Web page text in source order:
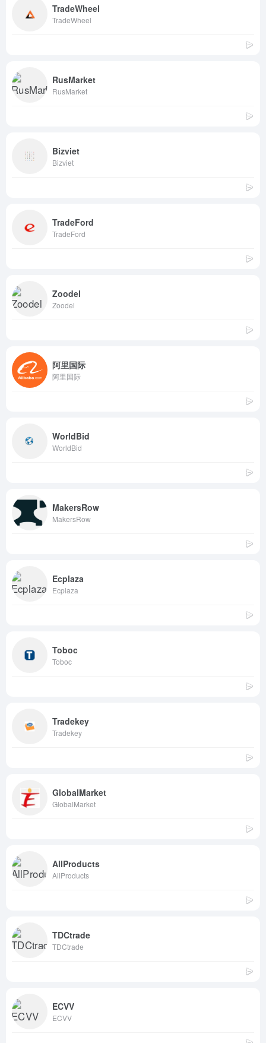
TradeWheel
TradeWheel
RusMarket
RusMarket
Bizviet
Bizviet
TradeFord
TradeFord
Zoodel
Zoodel
阿里国际
阿里国际
WorldBid
WorldBid
MakersRow
MakersRow
Ecplaza
Ecplaza
Toboc
Toboc
Tradekey
Tradekey
GlobalMarket
GlobalMarket
AllProducts
AllProducts
TDCtrade
TDCtrade
ECVV
ECVV